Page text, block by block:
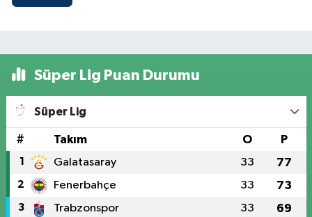
Süper Lig Puan Durumu
Süper Lig
# Takım O P
1 Galatasaray 33 77
2 Fenerbahçe 33 73
3 Trabzonspor 33 69